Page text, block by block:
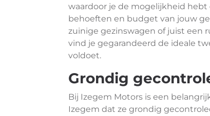
waardoor je de mogelijkheid
behoeften en budget van jouw
zuinige gezinswagen of juist een
vind je gegarandeerd de ideale
voldoet.
Grondig
Bij Izegem Motors is een
Izegem dat ze grondig